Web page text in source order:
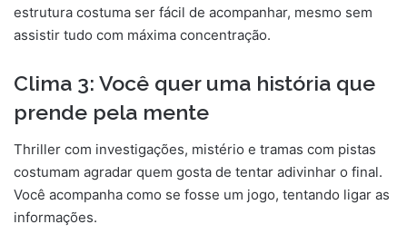
estrutura costuma ser fácil de acompanhar, mesmo sem
assistir tudo com máxima concentração.
Clima 3: Você quer uma história que
prende pela mente
Thriller com investigações, mistério e tramas com pistas
costumam agradar quem gosta de tentar adivinhar o final.
Você acompanha como se fosse um jogo, tentando ligar as
informações.